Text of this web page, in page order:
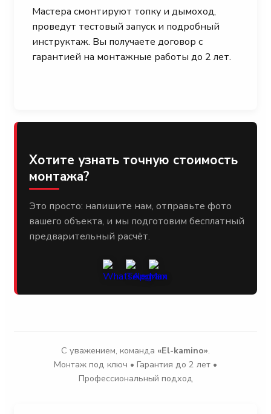
Мастера смонтируют топку и дымоход,
проведут тестовый запуск и подробный
инструктаж. Вы получаете договор с
гарантией на монтажные работы до 2 лет.
Хотите узнать точную стоимость
монтажа?
Это просто: напишите нам, отправьте фото
вашего объекта, и мы подготовим бесплатный
предварительный расчёт.
С уважением, команда «El-kamino».
Монтаж под ключ • Гарантия до 2 лет •
Профессиональный подход